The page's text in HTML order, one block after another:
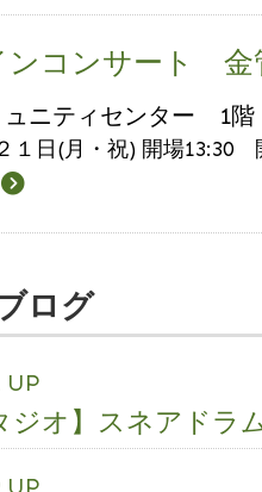
ンコンサート
ュニティセンター 1
１日(月・祝) 開場13:30
ログ
UP
ジオ】スネアドラ
UP